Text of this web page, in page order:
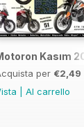
Kasım
per €2,49
Al carrello